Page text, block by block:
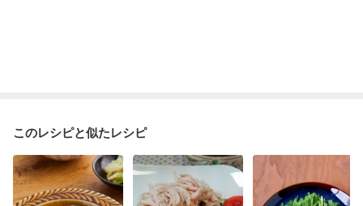
このレシピと似たレシピ